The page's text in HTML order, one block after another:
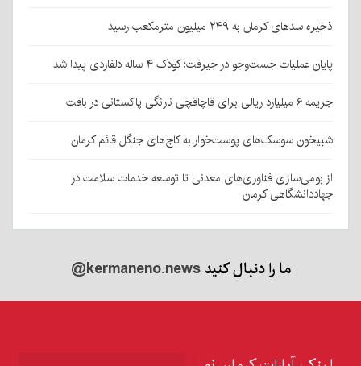
ذخیره سدهای کرمان به ۲۴۹ میلیون مترمکعب رسید
پایان عملیات جست‌وجو در جیرفت؛ کودک ۴ ساله دلفاردی پیدا شد
جریمه ۶ میلیارد ریالی برای قاچاقچی نارنگی پاکستانی در بافت
شبیخون سوسک‌های پوست‌خوار به کاج‌های جنگل قائم کرمان
از بومی‌سازی فناوری‌های معدنی تا توسعه خدمات سلامت در
جهاددانشگاهی کرمان
ما را دنبال کنید@kermaneno.news